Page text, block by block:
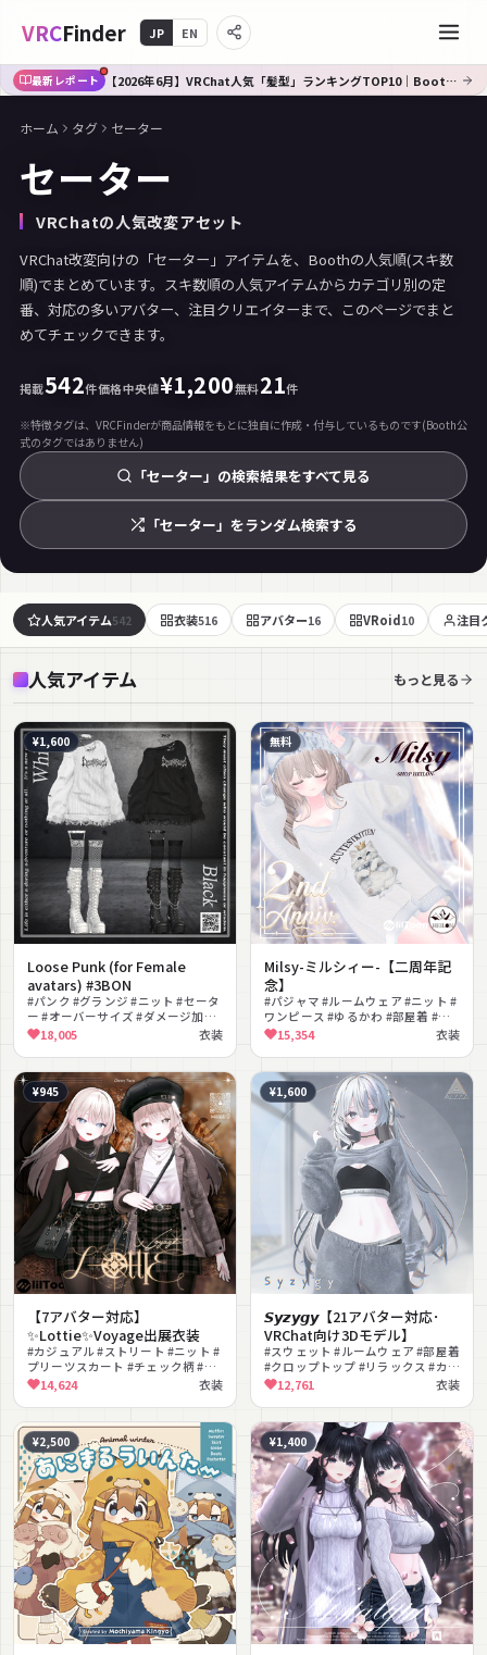
VRCFinder JP EN
最新レポート 【2026年6月】VRChat人気「髪型」ランキングTOP10｜Booth傾向分析
ホーム タグ セーター
セーター
VRChatの人気改変アセット
VRChat改変向けの「セーター」アイテムを、Boothの人気順(スキ数
順)でまとめています。スキ数順の人気アイテムからカテゴリ別の定
番、対応の多いアバター、注目クリエイターまで、このページでまと
めてチェックできます。
掲載542件価格中央値¥1,200無料21件
※特徴タグは、VRCFinderが商品情報をもとに独自に作成・付与しているものです(Booth公
式のタグではありません)
「セーター」の検索結果をすべて見る
「セーター」をランダム検索する
人気アイテム542 衣装516 アバター16 VRoid10 注目
人気アイテム もっと見る
¥1,600
Loose Punk (for Female
avatars) #3BON
#パンク #グランジ #ニット #セータ
ー #オーバーサイズ #ダメージ加工
#ロングブーツ #網タイツ #ストリー
ト #ジーンズ
18,005 衣装
無料
Milsy-ミルシィー-【二周年記
念】
#パジャマ #ルームウェア #ニット #
ワンピース #ゆるかわ #部屋着 #お
やすみ #ガーリー #無料 #MA対応
15,354 衣装
¥945
【7アバター対応】
✨Lottie✨Voyage出展衣装
#カジュアル #ストリート #ニット #
プリーツスカート #チェック柄 #ベ
レー帽 #ブレザー #秋服 #lilToon対
応 #PhysBone対応
14,624 衣装
¥1,600
𝙎𝙮𝙯𝙮𝙜𝙮【21アバター対応･
VRChat向け3Dモデル】
#スウェット #ルームウェア #部屋着
#クロップトップ #リラックス #カジ
ュアル #スポーティ #スウェットパ
ンツ #オーバーサイズ #ボーイッシ
ュ
12,761 衣装
¥2,500 ¥1,400